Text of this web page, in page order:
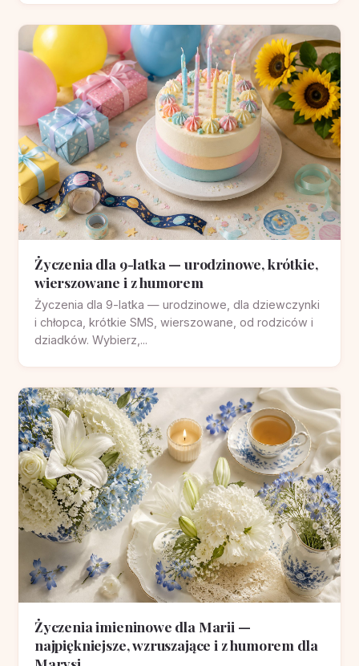
Życzenia dla 9-latka — urodzinowe, krótkie,
wierszowane i z humorem
Życzenia dla 9-latka — urodzinowe, dla dziewczynki
i chłopca, krótkie SMS, wierszowane, od rodziców i
dziadków. Wybierz,...
Życzenia imieninowe dla Marii —
najpiękniejsze, wzruszające i z humorem dla